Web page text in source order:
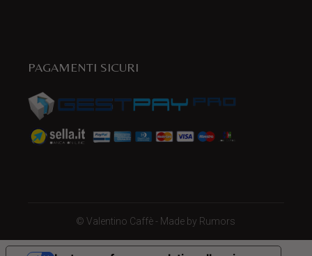
PAGAMENTI SICURI
©Valentino Caffè- Made by Rumors